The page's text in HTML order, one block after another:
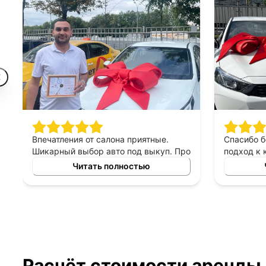
Впечатления от салона приятные.
Шикарный выбор авто под выкуп. Про
персонал могу сказать только
хорошее, приятны в общении,
терпеливые, помогают сделать
Читать полностью
Спасибо
подход к
выборе
выкуп,
который